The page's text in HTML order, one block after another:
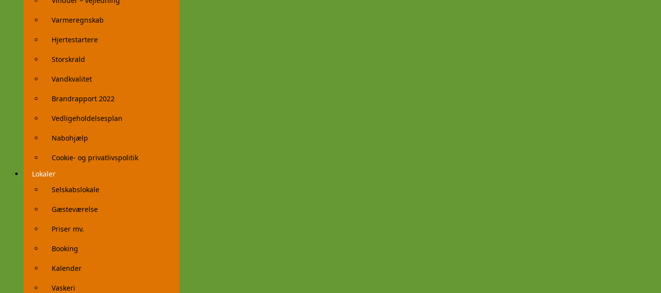
Varmeregnskab
Hjertestartere
Storskrald
Vandkvalitet
Brandrapport 2022
Vedligeholdelsesplan
Nabohjælp
Cookie- og privatlivspolitik
Lokaler
Selskabslokale
Gæsteværelse
Priser mv.
Booking
Kalender
Vaskeri